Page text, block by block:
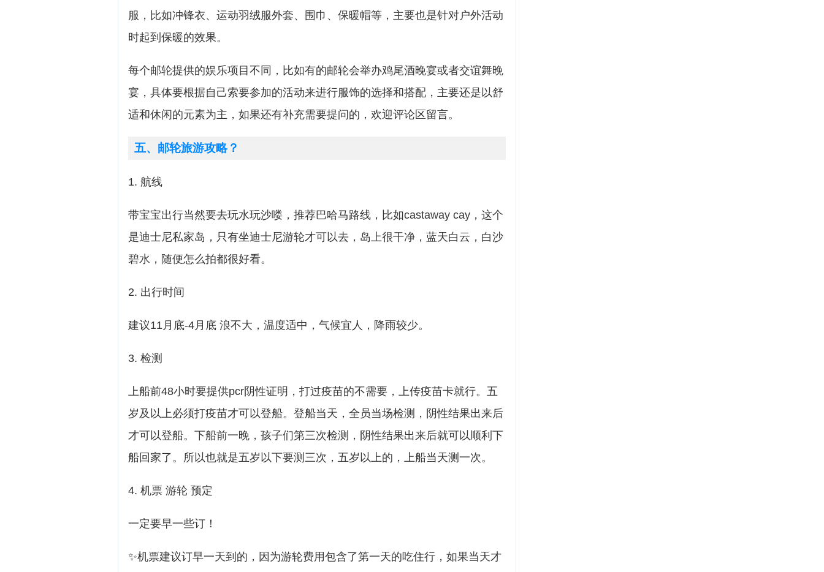
服，比如冲锋衣、运动羽绒服外套、围巾、保暖帽等，主要也是针对户外活动
时起到保暖的效果。
每个邮轮提供的娱乐项目不同，比如有的邮轮会举办鸡尾酒晚宴或者交谊舞晚
宴，具体要根据自己索要参加的活动来进行服饰的选择和搭配，主要还是以舒
适和休闲的元素为主，如果还有补充需要提问的，欢迎评论区留言。
五、邮轮旅游攻略？
1. 航线
带宝宝出行当然要去玩水玩沙喽，推荐巴哈马路线，比如castaway cay，这个
是迪士尼私家岛，只有坐迪士尼游轮才可以去，岛上很干净，蓝天白云，白沙
碧水，随便怎么拍都很好看。
2. 出行时间
建议11月底-4月底 浪不大，温度适中，气候宜人，降雨较少。
3. 检测
上船前48小时要提供pcr阴性证明，打过疫苗的不需要，上传疫苗卡就行。五
岁及以上必须打疫苗才可以登船。登船当天，全员当场检测，阴性结果出来后
才可以登船。下船前一晚，孩子们第三次检测，阴性结果出来后就可以顺利下
船回家了。所以也就是五岁以下要测三次，五岁以上的，上船当天测一次。
4. 机票 游轮 预定
一定要早一些订！
✨机票建议订早一天到的，因为游轮费用包含了第一天的吃住行，如果当天才